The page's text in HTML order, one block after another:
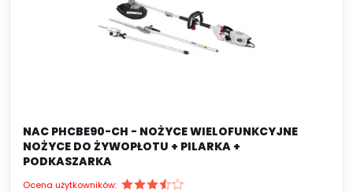
NAC PHCBE90-CH - NOŻYCE WIELOFUNKCYJNE
NOŻYCE DO ŻYWOPŁOTU + PILARKA +
PODKASZARKA
Ocena użytkowników: